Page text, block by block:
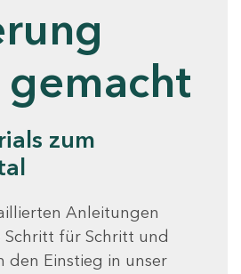
zum
Anleitungen
Schritt für Schritt und
den Einstieg in unser